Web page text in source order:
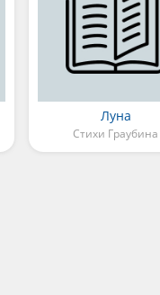
Луна
Стихи Граубина